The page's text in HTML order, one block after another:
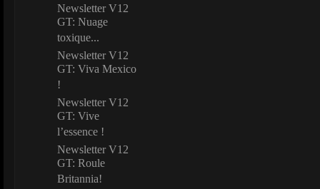
Newsletter V12
GT: Nuage
toxique...
Newsletter V12
GT: Viva Mexico
!
Newsletter V12
GT: Vive
l’essence !
Newsletter V12
GT: Roule
Britannia!